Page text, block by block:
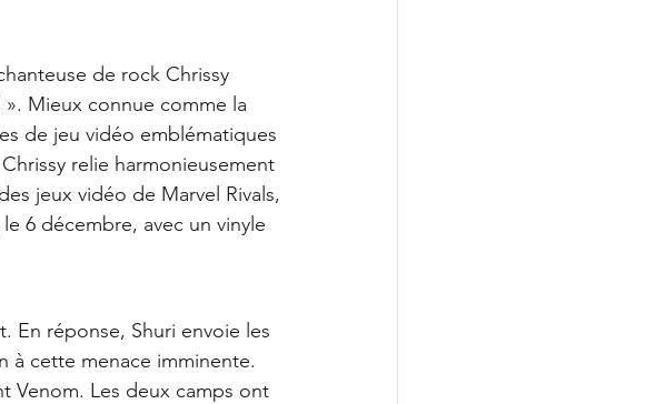
de rock Chrissy
Mieux connue comme la
de jeu vidéo emblématiques
relie harmonieusement
jeux vidéo de Marvel Rivals,
6 décembre, avec un vinyle
En réponse, Shuri envoie les
à cette menace imminente.
Venom. Les deux camps ont